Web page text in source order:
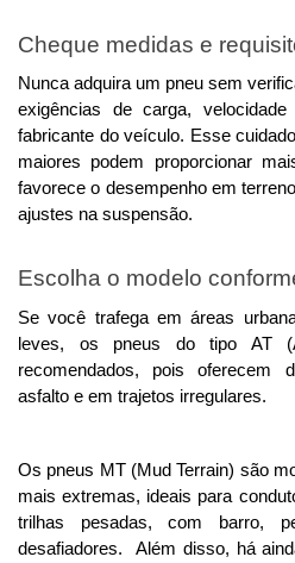
Cheque medidas e
Nunca adquira um pneu sem
exigências de carga,
fabricante do veículo. Esse
maiores podem proporcionar
favorece o desempenho em
ajustes na suspensão.
Escolha o modelo
Se você trafega em áreas
leves, os pneus do tipo AT
recomendados, pois oferecem
asfalto e em trajetos irregulares.
Os pneus MT (Mud Terrain) são
mais extremas, ideais para
trilhas pesadas, com barro,
desafiadores. Além disso, há